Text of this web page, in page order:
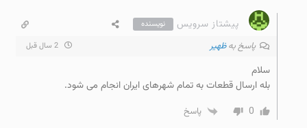
پیشتاز سرویس نویسنده
پاسخ بهظهیر
سلام
بله ارسال قطعات به تمام شهرهای ایران انجام می شود.
0
پاسخ